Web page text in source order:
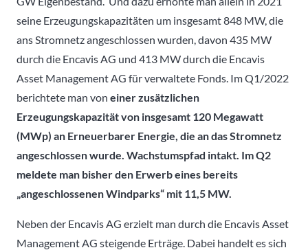
seine Erzeugungskapazitäten um insgesamt 848 MW, die
ans Stromnetz angeschlossen wurden, davon 435 MW
durch die Encavis AG und 413 MW durch die Encavis
Asset Management AG für verwaltete Fonds. Im Q1/2022
berichtete man von einer zusätzlichen
Erzeugungskapazität von insgesamt 120 Megawatt
(MWp) an Erneuerbarer Energie, die an das Stromnetz
angeschlossen wurde. Wachstumspfad intakt. Im Q2
meldete man bisher den Erwerb eines bereits
„angeschlossenen Windparks“ mit 11,5 MW.
Neben der Encavis AG erzielt man durch die Encavis Asset
Management AG steigende Erträge. Dabei handelt es sich